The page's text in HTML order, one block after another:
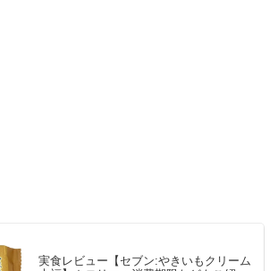
実食レビュー【セブン:やきいもクリーム